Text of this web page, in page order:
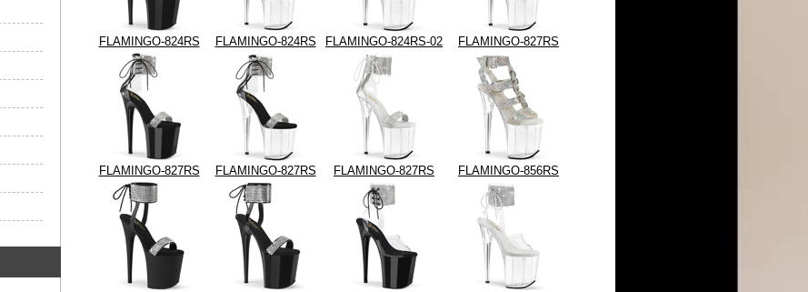
FLAMINGO-824RS FLAMINGO-824RS FLAMINGO-824RS-02 FLAMINGO-827RS
FLAMINGO-827RS FLAMINGO-827RS FLAMINGO-827RS FLAMINGO-856RS